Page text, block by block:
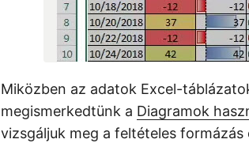
Miközben az adatok Excel-
megismerkedtünk a Diagramok
vizsgáljuk meg a feltételes